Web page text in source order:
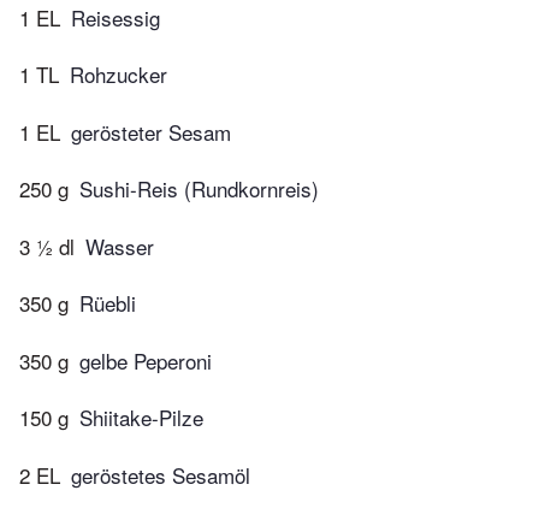
1 EL Reisessig
1 TL Rohzucker
1 EL gerösteter Sesam
250 g Sushi-Reis (Rundkornreis)
3 ½ dl Wasser
350 g Rüebli
350 g gelbe Peperoni
150 g Shiitake-Pilze
2 EL geröstetes Sesamöl